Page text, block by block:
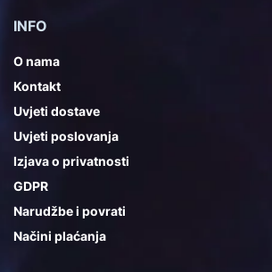
INFO
O nama
Kontakt
Uvjeti dostave
Uvjeti poslovanja
Izjava o privatnosti
GDPR
Narudžbe i povrati
Načini plaćanja